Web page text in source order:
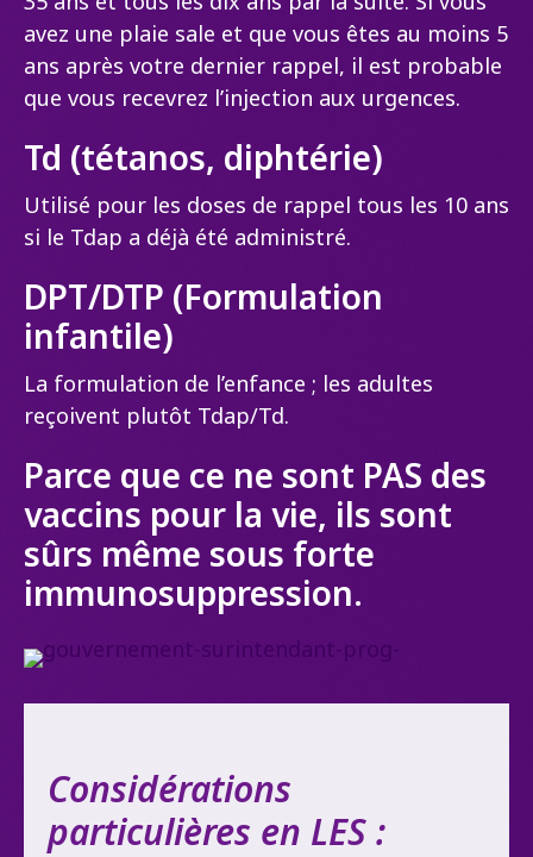
avez une plaie sale et que vous êtes au moins 5
ans après votre dernier rappel, il est probable
que vous recevrez l’injection aux urgences.
Td (tétanos, diphtérie)
Utilisé pour les doses de rappel tous les 10 ans
si le Tdap a déjà été administré.
DPT/DTP (Formulation
infantile)
La formulation de l’enfance ; les adultes
reçoivent plutôt Tdap/Td.
Parce que ce ne sont PAS des
vaccins pour la vie, ils sont
sûrs même sous forte
immunosuppression.
Considérations
particulières en LES :